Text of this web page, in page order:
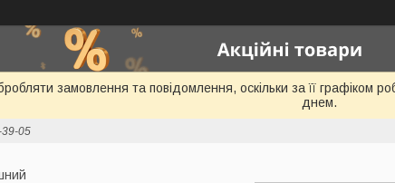
замовлення та повідомлення, оскільки за її графіком
днем.
05